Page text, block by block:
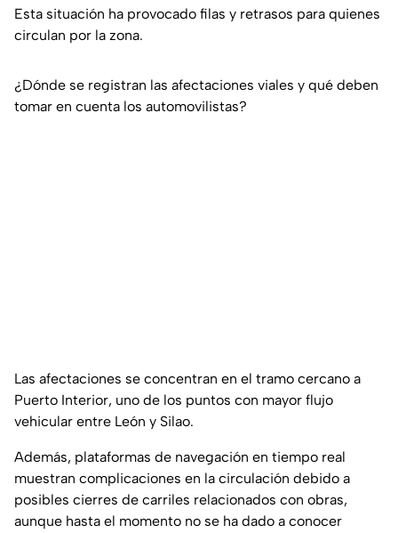
Esta situación ha provocado filas y retrasos para quienes
circulan por la zona.
¿Dónde se registran las afectaciones viales y qué deben
tomar en cuenta los automovilistas?
Las afectaciones se concentran en el tramo cercano a
Puerto Interior, uno de los puntos con mayor flujo
vehicular entre León y Silao.
Además, plataformas de navegación en tiempo real
muestran complicaciones en la circulación debido a
posibles cierres de carriles relacionados con obras,
aunque hasta el momento no se ha dado a conocer